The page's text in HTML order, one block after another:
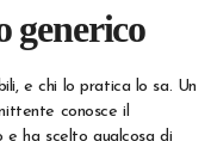
generico
e chi lo pratica lo sa. Un
conosce il
e ha scelto qualcosa di